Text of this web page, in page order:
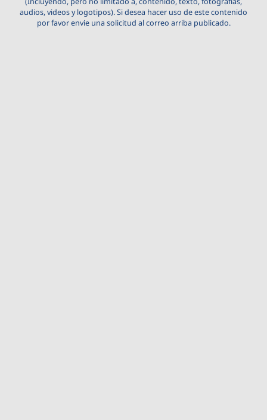
audios, videos y logotipos). Si desea hacer uso de este contenido
por favor envie una solicitud al correo arriba publicado.